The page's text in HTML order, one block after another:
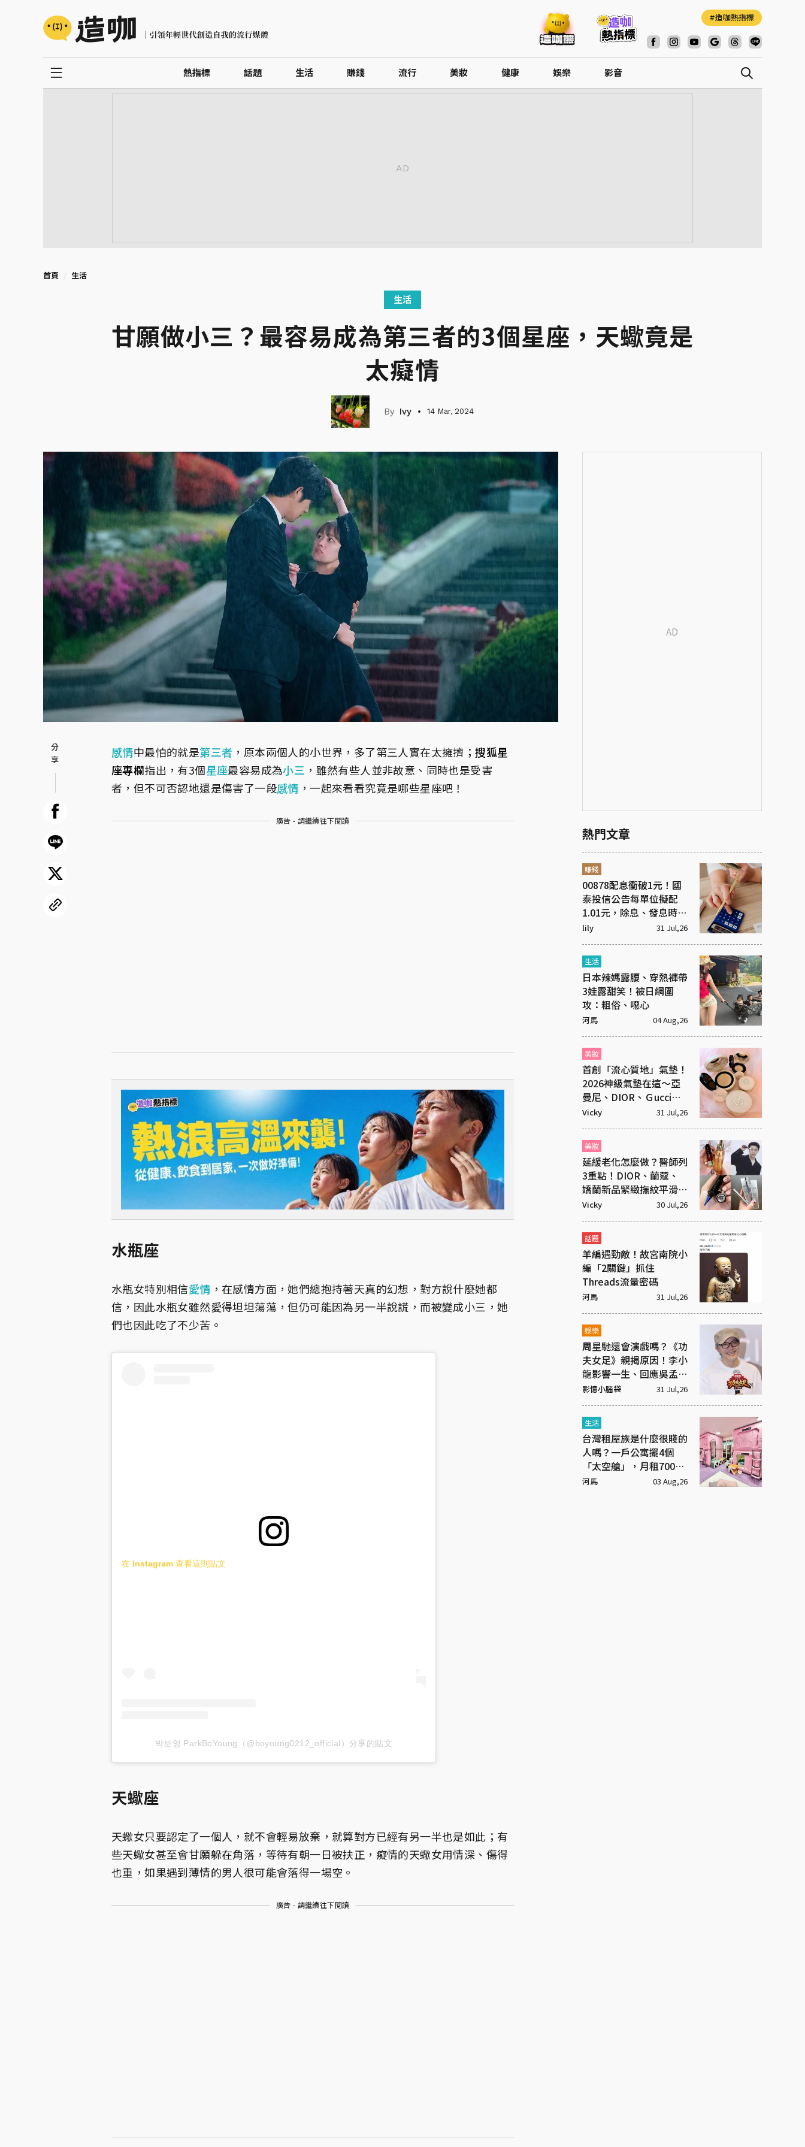
造咖熱指標
熱指標 話題 生活 賺錢 流行 美妝 健康 娛樂 影音
首頁 生活
生活
甘願做小三？最容易成為第三者的3個星座，天蠍竟是
太癡情
Ivy 14 Mar, 2024
感情中最怕的就是第三者 ，原本兩個人的小世界，多了第三人實在太擁擠；搜狐星
座專欄指出，有3個星座最容易成為小三 ，雖然有些人並非故意、同時也是受害
者，但不可否認地還是傷害了一段感情 ，一起來看看究竟是哪些星座吧！
廣告 - 請繼續往下閱讀
水瓶座
水瓶女特別相信愛情 ，在感情方面，她們總抱持著天真的幻想，對方說什麼她都
信，因此水瓶女雖然愛得坦坦蕩蕩，但仍可能因為另一半說謊，而被變成小三，她
們也因此吃了不少苦。
在 Instagram 查看這則貼文
박보영 ParkBoYoung（@boyoung0212_official）分享的貼文
天蠍座
天蠍女只要認定了一個人，就不會輕易放棄，就算對方已經有另一半也是如此；有
些天蠍女甚至會甘願躲在角落，等待有朝一日被扶正，癡情的天蠍女用情深、傷得
也重，如果遇到薄情的男人很可能會落得一場空。
廣告 - 請繼續往下閱讀
熱門文章
賺錢
00878配息衝破1元！國
泰投信公告每單位擬配
1.01元，除息、發息時間
一次看！
lily 31 Jul,26
生活
日本辣媽露腰、穿熱褲帶
3娃露甜笑！被日網圍
攻：粗俗、噁心
河馬 04 Aug,26
美妝
首創「流心質地」氣墊！
2026神級氣墊在這～亞
曼尼、DIOR、Ｇucci美
度破表
Vicky 31 Jul,26
美妝
延緩老化怎麼做？醫師列
3重點！DIOR、蘭蔻、
嬌蘭新品緊緻撫紋平滑有
感
Vicky 30 Jul,26
話題
羊編遇勁敵！故宮南院小
編「2關鍵」抓住
Threads流量密碼
河馬 31 Jul,26
娛樂
周星馳還會演戲嗎？《功
夫女足》親揭原因！李小
龍影響一生、回應吳孟達
彩蛋
影憶小腦袋 31 Jul,26
生活
台灣租屋族是什麼很賤的
人嗎？一戶公寓擺4個
「太空艙」，月租7000
元
河馬 03 Aug,26